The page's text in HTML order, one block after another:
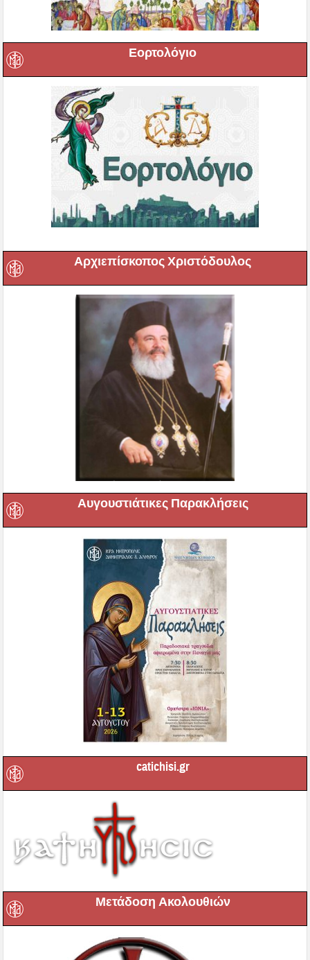
Εορτολόγιο
Αρχιεπίσκοπος Χριστόδουλος
Αυγουστιάτικες Παρακλήσεις
catichisi.gr
Μετάδοση Ακολουθιών